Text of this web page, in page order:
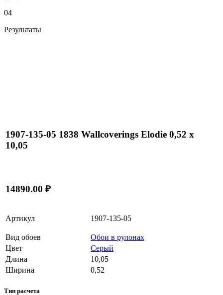
04
Результаты
1907-135-05 1838 Wallcoverings Elodie 0,52 x
10,05
14890.00 ₽
Артикул 1907-135-05
Вид обоев
Обои в рулонах
Цвет
Серый
Длина
10,05
Ширина
0,52
Тип расчета